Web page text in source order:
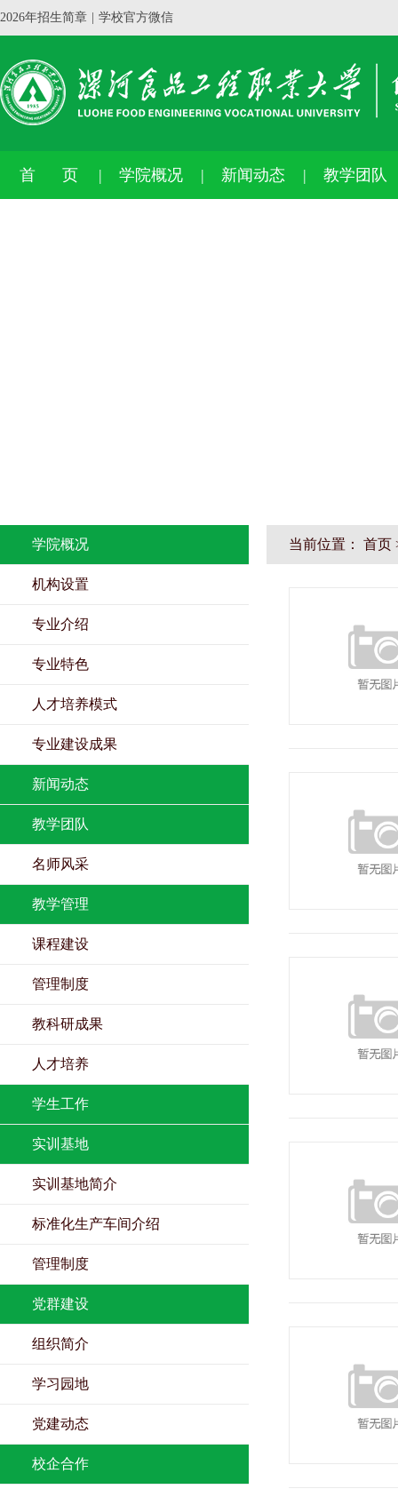
2026年招生简章 学校官方微信
首 页 学院概况 新闻动态 教学团队
学院概况
机构设置
专业介绍
专业特色
人才培养模式
专业建设成果
新闻动态
教学团队
名师风采
教学管理
课程建设
管理制度
教科研成果
人才培养
学生工作
实训基地
实训基地简介
标准化生产车间介绍
管理制度
党群建设
组织简介
学习园地
党建动态
校企合作
当前位置： 首页